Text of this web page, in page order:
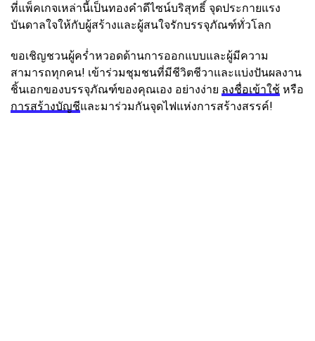
ที่แพ็คเกจเหล่านี้เป็นทองคำดีไซน์บริสุทธิ์ จุดประกายแรง
บันดาลใจให้กับผู้สร้างและผู้สนใจรักบรรจุภัณฑ์ทั่วโลก
ขอเชิญชวนผู้คร่ำหวอดด้านการออกแบบและผู้มีความ
สามารถทุกคน! เข้าร่วมชุมชนที่มีชีวิตชีวาและแบ่งปันผลงาน
ชิ้นเอกของบรรจุภัณฑ์ของคุณเอง อย่างง่าย ลงชื่อเข้าใช้ หรือ
การสร้างบัญชีและมาร่วมกันจุดไฟแห่งการสร้างสรรค์!